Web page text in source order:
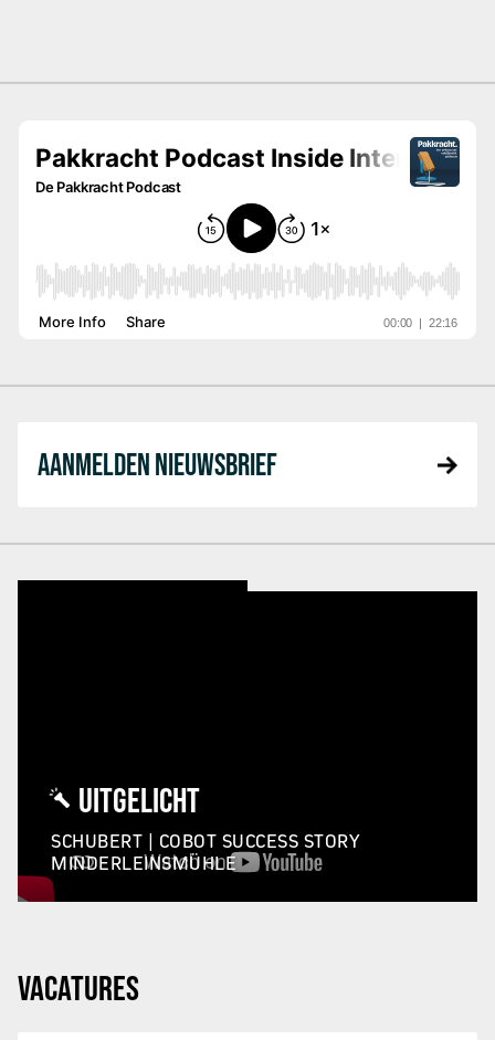
AANMELDEN NIEUWSBRIEF
UITGELICHT
SCHUBERT | COBOT SUCCESS STORY
MINDERLEINSMÜHLE
VACATURES